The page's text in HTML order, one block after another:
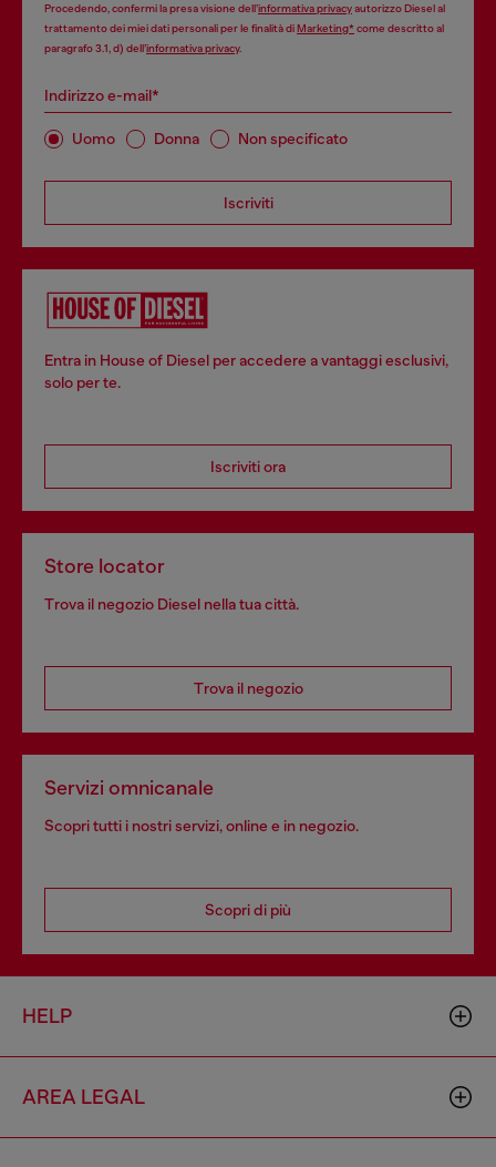
Procedendo, confermi la presa visione dell’informativa privacyautorizzo Diesel al
trattamento dei miei dati personali per le finalità diMarketing*come descritto al
paragrafo 3.1, d) dell’informativa privacy.
Indirizzo e-mail*
Uomo Donna Non specificato
Iscriviti
Entra in House of Diesel per accedere a vantaggi esclusivi,
solo per te.
Iscriviti ora
Store locator
Trova il negozio Diesel nella tua città.
Trova il negozio
Servizi omnicanale
Scopri tutti i nostri servizi, online e in negozio.
Scopri di più
HELP
AREA LEGAL